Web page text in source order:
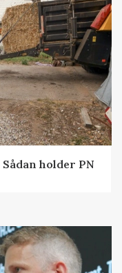
holder PN